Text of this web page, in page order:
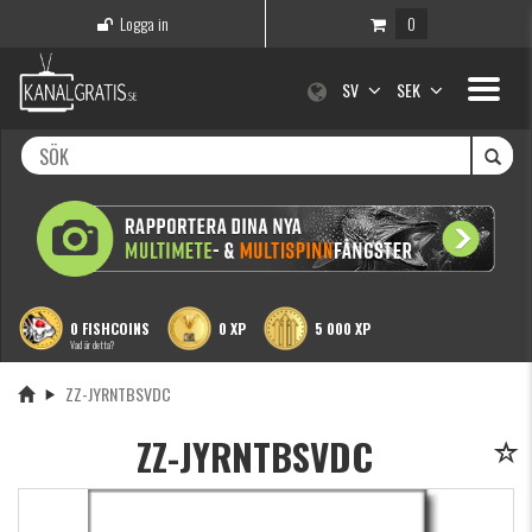
Logga in 0
Toggle
SV SEK
0 FISHCOINS
Vad är detta?
0 XP 5 000 XP
ZZ-JYRNTBSVDC
ZZ-JYRNTBSVDC